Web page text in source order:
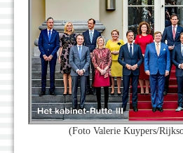
(Foto Valerie Kuypers/